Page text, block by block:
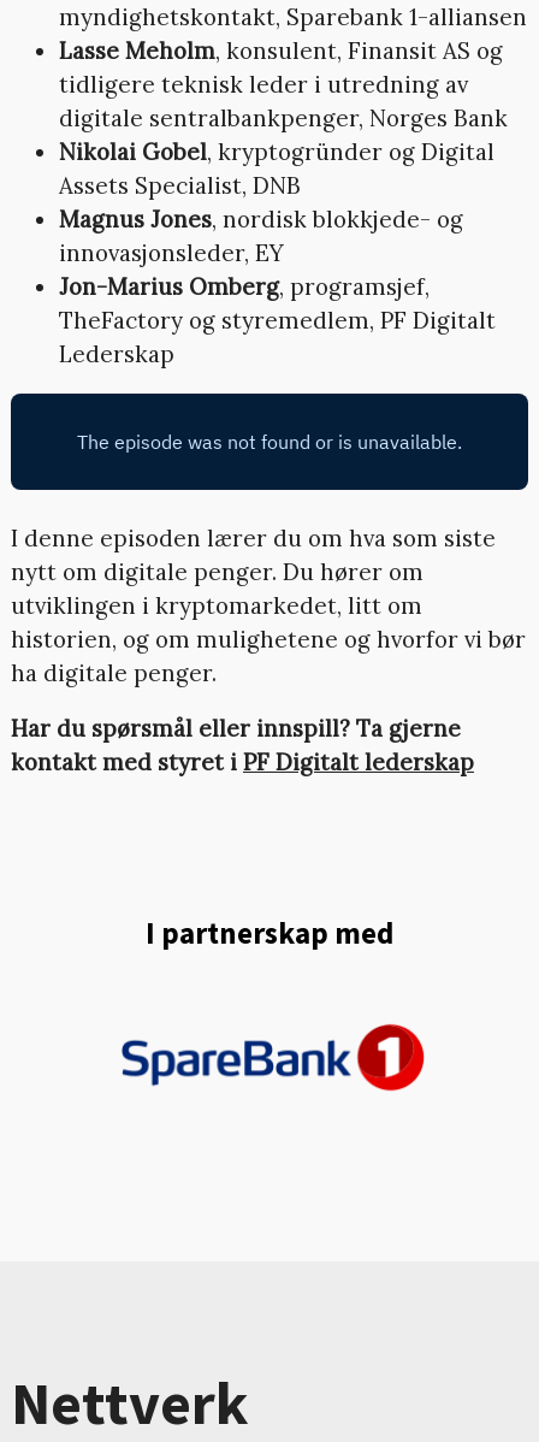
myndighetskontakt, Sparebank 1-alliansen
Lasse Meholm, konsulent, Finansit AS og
tidligere teknisk leder i utredning av
digitale sentralbankpenger, Norges Bank
Nikolai Gobel, kryptogründer og Digital
Assets Specialist, DNB
Magnus Jones, nordisk blokkjede- og
innovasjonsleder, EY
Jon-Marius Omberg, programsjef,
TheFactory og styremedlem, PF Digitalt
Lederskap
I denne episoden lærer du om hva som siste
nytt om digitale penger. Du hører om
utviklingen i kryptomarkedet, litt om
historien, og om mulighetene og hvorfor vi bør
ha digitale penger.
Har du spørsmål eller innspill? Ta gjerne
kontakt med styret i PF Digitalt lederskap
I partnerskap med
Nettverk